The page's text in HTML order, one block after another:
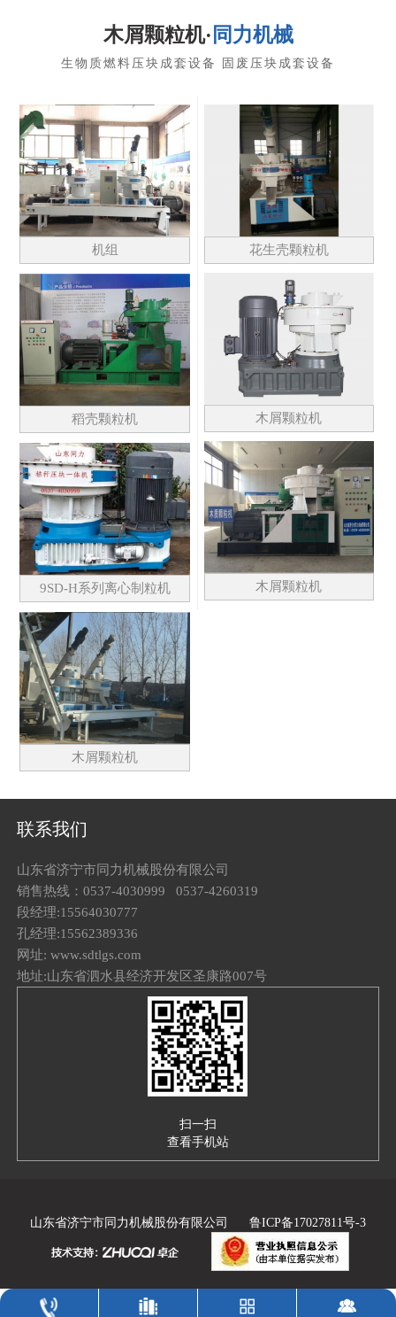
木屑颗粒机· 同力机械
生物质燃料压块成套设备 固废压块成套设备
机组
稻壳颗粒机
9SD-H系列离心制粒机
木屑颗粒机
花生壳颗粒机
木屑颗粒机
木屑颗粒机
联系我们
山东省济宁市同力机械股份有限公司
销售热线：0537-4030999 0537-4260319
段经理:15564030777
孔经理:15562389336
网址: www.sdtlgs.com
地址:山东省泗水县经济开发区圣康路007号
扫一扫
查看手机站
山东省济宁市同力机械股份有限公司 鲁ICP备17027811号-3